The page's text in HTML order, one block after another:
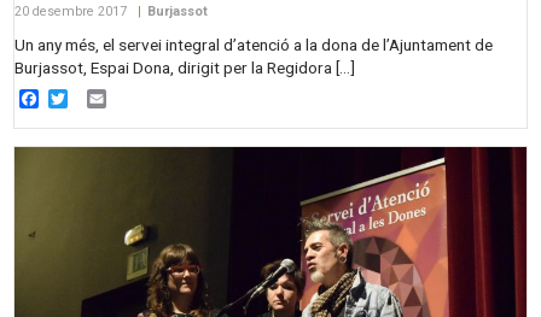
20 desembre 2017 | Burjassot
Un any més, el servei integral d’atenció a la dona de l’Ajuntament de
Burjassot, Espai Dona, dirigit per la Regidora […]
Facebook
Twitter